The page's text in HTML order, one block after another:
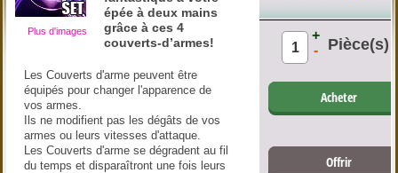
Pièce(s)
+
-
Acheter
Offrir
Plus d'images
épée à deux mains
grâce à ces 4
couverts-d’armes!
Les Couverts d'arme peuvent être
équipés pour changer l'apparence de
vos armes.
Ils ne modifient pas les dégâts de vos
armes ou leurs vitesses d'attaque.
Les Couverts d'arme se dégradent au fil
du temps et disparaîtront une fois leurs